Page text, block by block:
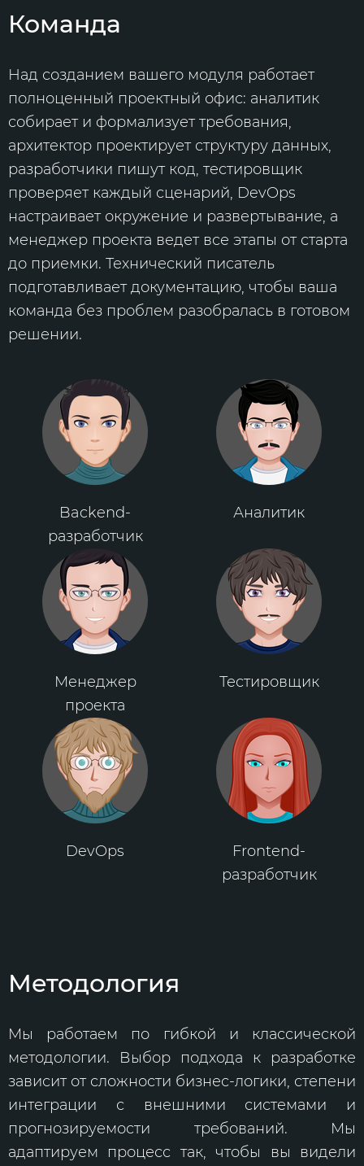
Команда
Над созданием вашего модуля работает
полноценный проектный офис: аналитик
собирает и формализует требования,
архитектор проектирует структуру данных,
разработчики пишут код, тестировщик
проверяет каждый сценарий, DevOps
настраивает окружение и развертывание, а
менеджер проекта ведет все этапы от старта
до приемки. Технический писатель
подготавливает документацию, чтобы ваша
команда без проблем разобралась в готовом
решении.
Backend-
разработчик
Аналитик
Менеджер
проекта
Тестировщик
DevOps
Frontend-
разработчик
Методология
Мы работаем по гибкой и классической
методологии. Выбор подхода к разработке
зависит от сложности бизнес-логики, степени
интеграции с внешними системами и
прогнозируемости требований. Мы
адаптируем процесс так, чтобы вы видели